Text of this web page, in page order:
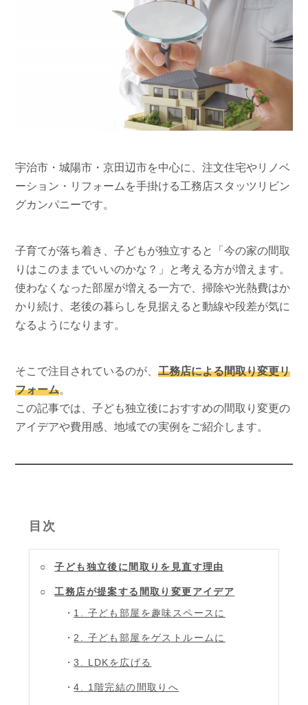
宇治市・城陽市・京田辺市を中心に、注文住宅やリノベ
ーション・リフォームを手掛ける工務店スタッツリビン
グカンパニーです。
子育てが落ち着き、子どもが独立すると「今の家の間取
りはこのままでいいのかな？」と考える方が増えます。
使わなくなった部屋が増える一方で、掃除や光熱費はか
かり続け、老後の暮らしを見据えると動線や段差が気に
なるようになります。
そこで注目されているのが、工務店による間取り変更リ
フォーム。
この記事では、子ども独立後におすすめの間取り変更の
アイデアや費用感、地域での実例をご紹介します。
目次
子ども独立後に間取りを見直す理由
工務店が提案する間取り変更アイデア
1. 子ども部屋を趣味スペースに
2. 子ども部屋をゲストルームに
3. LDKを広げる
4. 1階完結の間取りへ